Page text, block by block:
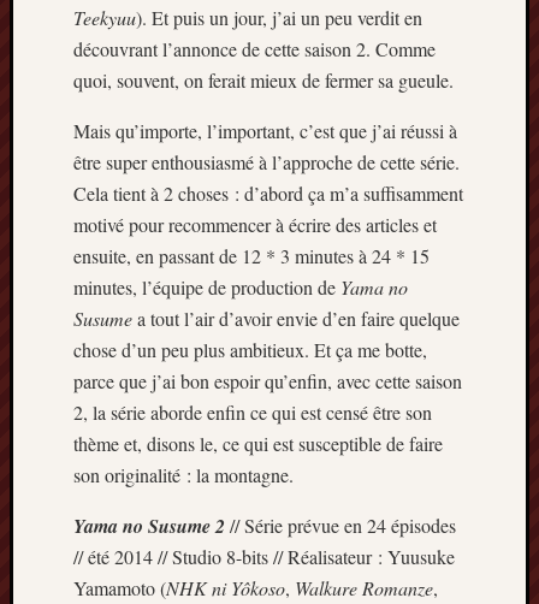
Teekyuu). Et puis un jour, j’ai un peu verdit en
découvrant l’annonce de cette saison 2. Comme
quoi, souvent, on ferait mieux de fermer sa gueule.
Mais qu’importe, l’important, c’est que j’ai réussi à
être super enthousiasmé à l’approche de cette série.
Cela tient à 2 choses : d’abord ça m’a suffisamment
motivé pour recommencer à écrire des articles et
ensuite, en passant de 12 * 3 minutes à 24 * 15
minutes, l’équipe de production de Yama no
Susumea tout l’air d’avoir envie d’en faire quelque
chose d’un peu plus ambitieux. Et ça me botte,
parce que j’ai bon espoir qu’enfin, avec cette saison
2, la série aborde enfin ce qui est censé être son
thème et, disons le, ce qui est susceptible de faire
son originalité : la montagne.
Yama no Susume 2 // Série prévue en 24 épisodes
// été 2014 // Studio 8-bits // Réalisateur : Yuusuke
Yamamoto (NHK ni Yôkoso, Walkure Romanze,